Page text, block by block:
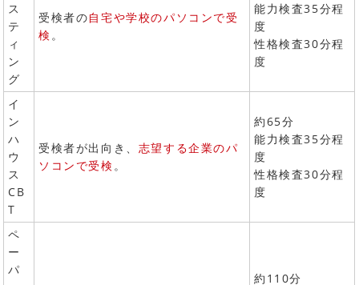
ス
テ
ィ
ン
グ
受検者の自宅や学校のパソコンで受
検 。
能力検査35分程
度
性格検査30分程
度
イ
ン
ハ
ウ
ス
CB
T
受検者が出向き、 志望する企業のパ
ソコンで受検 。
約65分
能力検査35分程
度
性格検査30分程
度
ペ
ー
パ
約110分